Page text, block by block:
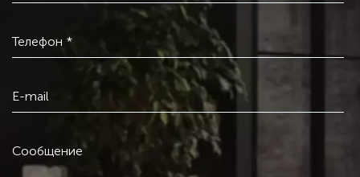
Телефон *
E-mail
Сообщение